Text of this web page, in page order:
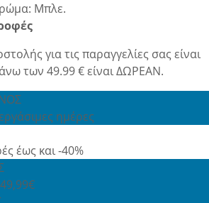
Μπλε.
για τις παραγγελίες σας είναι
των 49.99 € είναι ΔΩΡΕΑΝ.
ημέρες
έως και -40%